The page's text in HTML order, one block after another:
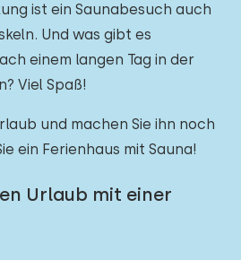
ist ein Saunabesuch auch
Und was gibt es
einem langen Tag in der
Viel Spaß!
und machen Sie ihn noch
ein Ferienhaus mit Sauna!
Urlaub mit einer